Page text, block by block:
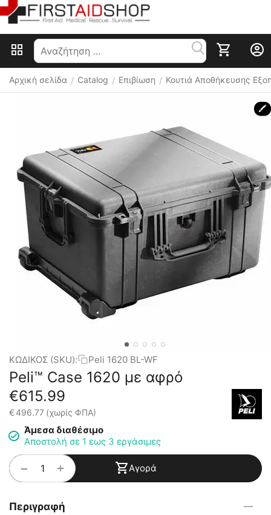
Αρχική σελίδα / Catalog / Επιβίωση / Κουτιά Αποθήκευσης
🖍
ΚΩΔΙΚΟΣ (SKU): Peli 1620 BL-WF
Peli™ Case 1620 με αφρό
€615.99
€496.77 (χωρίς ΦΠΑ)
Άμεσα διαθέσιμο
Αποστολή σε 1 εως 3 εργάσιμες
+
− Αγορά
Περιγραφή